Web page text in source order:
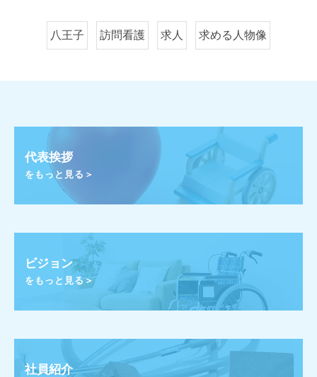
八王子 訪問看護 求人 求める人物像
代表挨拶
をもっと見る＞
ビジョン
をもっと見る＞
社員紹介